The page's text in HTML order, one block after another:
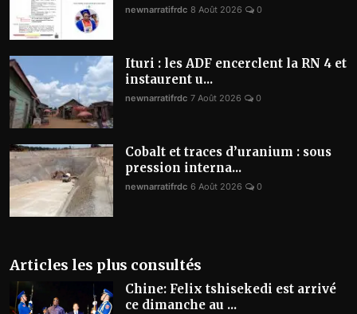
newnarratifrdc 8 Août 2026 0
Ituri : les ADF encerclent la RN 4 et
instaurent u...
newnarratifrdc 7 Août 2026 0
Cobalt et traces d’uranium : sous
pression interna...
newnarratifrdc 6 Août 2026 0
Articles les plus consultés
Chine: Felix tshisekedi est arrivé
ce dimanche au ...